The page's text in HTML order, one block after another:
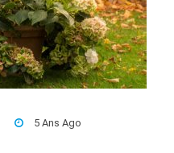
5 Ans Ago